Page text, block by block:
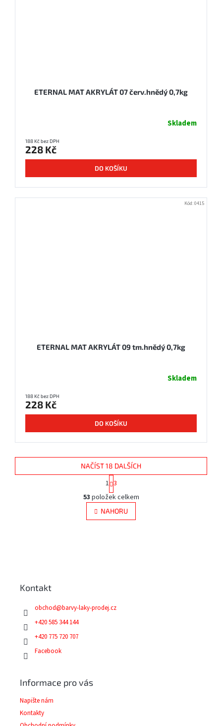
ETERNAL MAT AKRYLÁT 07 červ.hnědý 0,7kg
Skladem
188 Kč bez DPH
228 Kč
DO KOŠÍKU
ETERNAL MAT AKRYLÁT 09 tm.hnědý 0,7kg
Skladem
188 Kč bez DPH
228 Kč
DO KOŠÍKU
Kód:0415
O
v
l
á
y
NAČÍST 18 DALŠÍCH
S
t
r
á
n
k
1 3
53 položek celkem
NAHORU
Kontakt
obchod@barvy-laky-prodej.cz
+420 585 344 144
+420 775 720 707
Facebook
Informace pro vás
Napište nám
Kontakty